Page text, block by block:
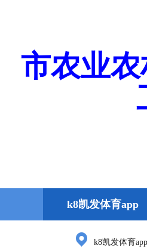
市农业
k8凯发体育app
k8凯发体育app